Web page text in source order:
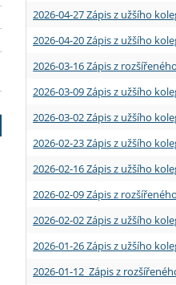
Absolventi fakulty
Vyjíždějící zaměstnanci
2026-04-27 Zápis z užšího
2026-04-20 Zápis z užšího
2026-03-16 Zápis z
2026-03-09 Zápis z užšího
2026-03-02 Zápis z užšího
2026-02-23 Zápis z užšího
2026-02-16 Zápis z užšího
2026-02-09 Zápis z
2026-02-02 Zápis z užšího
2026-01-26 Zápis z užšího
2026-01-12 Zápis z